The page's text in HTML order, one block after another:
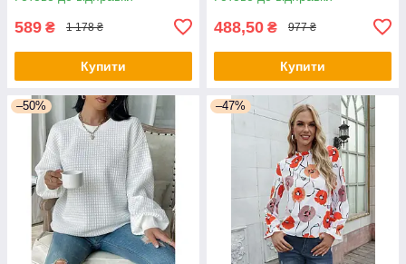
589 ₴ 1 178 ₴
Купити
488,50 ₴ 977 ₴
Купити
–50% –47%